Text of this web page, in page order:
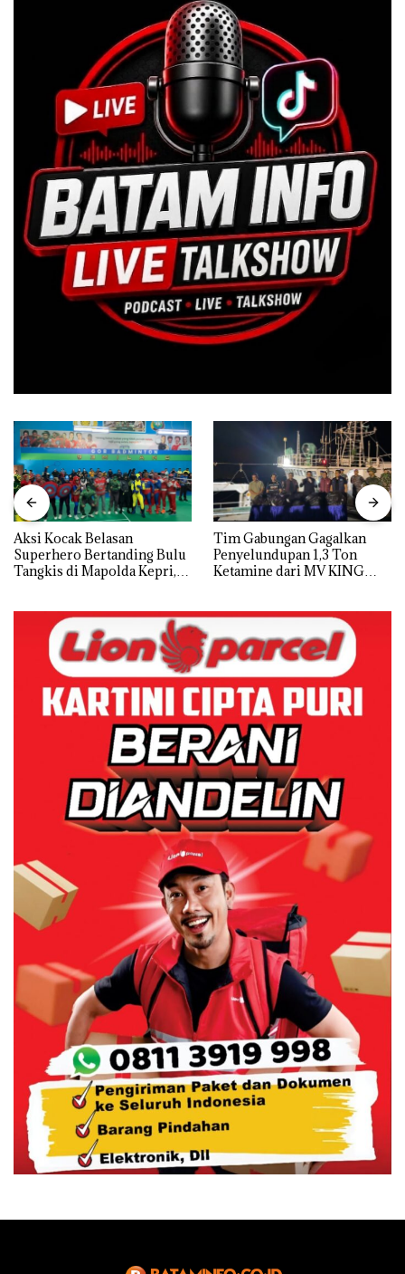
Aksi Kocak Belasan
Superhero Bertanding Bulu
Tangkis di Mapolda Kepri,
Tim Gabungan Gagalkan
Penyelundupan 1,3 Ton
Ketamine dari MV KING